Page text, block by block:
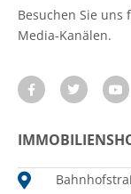
Besuchen Sie uns
Media-Kanälen.